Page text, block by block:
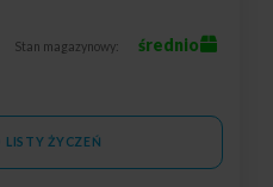
Stan magazynowy: średnio
LISTY ŻYCZEŃ